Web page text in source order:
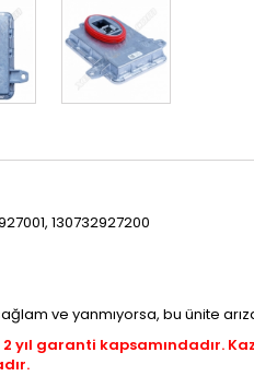
130732927200
ve yanmıyorsa, bu ünite
yıl garanti kapsamındadır.